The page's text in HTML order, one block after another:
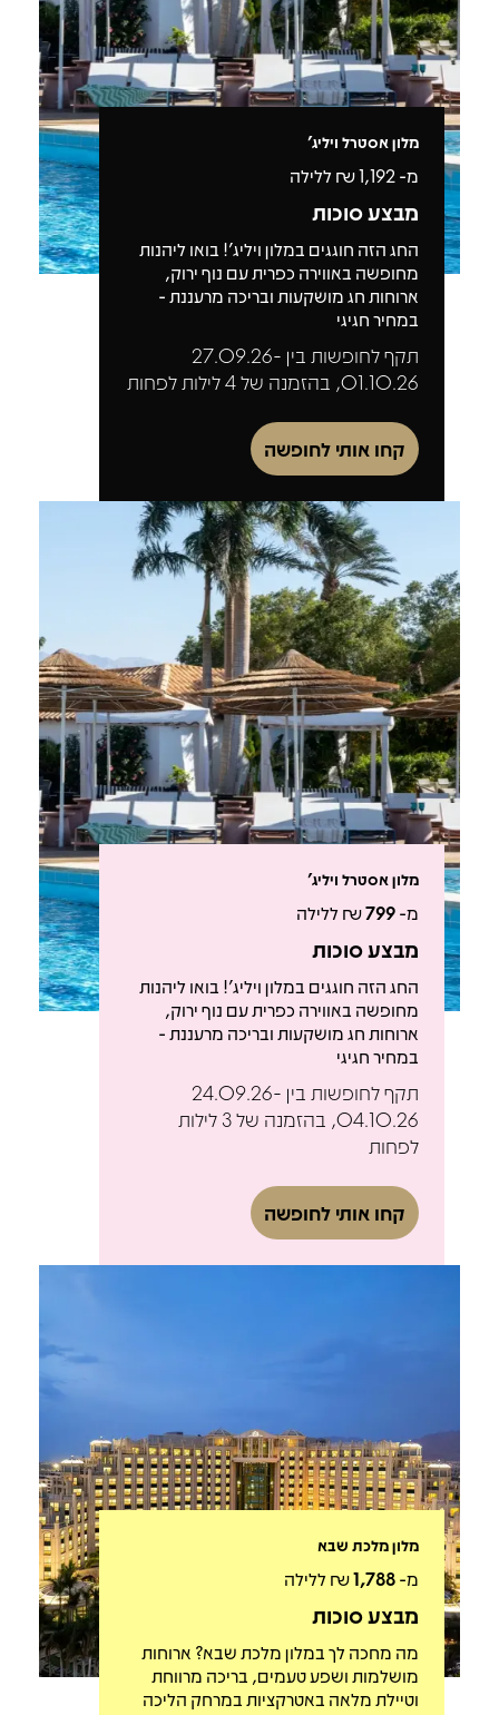
מלון אסטרל ויליג'
מ- 1,192₪ ללילה
מבצע סוכות
החג הזה חוגגים במלון ויליג'! בואו ליהנות
מחופשה באווירה כפרית עם נוף ירוק,
ארוחות חג מושקעות ובריכה מרעננת -
במחיר חגיגי
תקף לחופשות בין 27.09.26-
01.10.26, בהזמנה של 4 לילות לפחות
קחו אותי לחופשה
מלון אסטרל ויליג'
מ-799₪ ללילה
מבצע סוכות
החג הזה חוגגים במלון ויליג'! בואו ליהנות
מחופשה באווירה כפרית עם נוף ירוק,
ארוחות חג מושקעות ובריכה מרעננת -
במחיר חגיגי
תקף לחופשות בין 24.09.26-
04.10.26, בהזמנה של 3 לילות
לפחות
קחו אותי לחופשה
מלון מלכת שבא
מ-1,788₪ ללילה
מבצע סוכות
מה מחכה לך במלון מלכת שבא? ארוחות
מושלמות ושפע טעמים, בריכה מרווחת
וטיילת מלאה באטרקציות במרחק הליכה